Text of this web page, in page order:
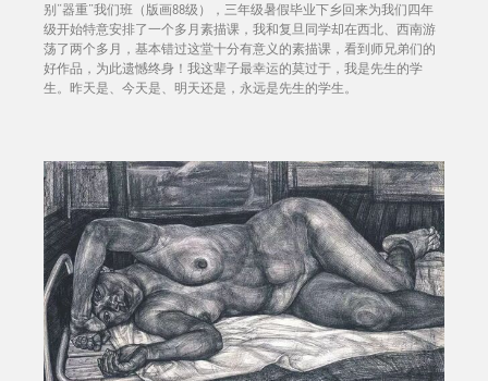
别“器重”我们班（版画88级），三年级暑假毕业下乡回来为我们四年
级开始特意安排了一个多月素描课，我和复旦同学却在西北、西南游
荡了两个多月，基本错过这堂十分有意义的素描课，看到师兄弟们的
好作品，为此遗憾终身！我这辈子最幸运的莫过于，我是先生的学
生。昨天是、今天是、明天还是，永远是先生的学生。